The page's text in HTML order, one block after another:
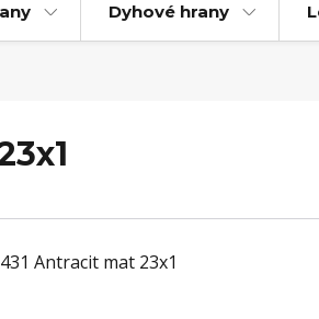
Dyhové hrany